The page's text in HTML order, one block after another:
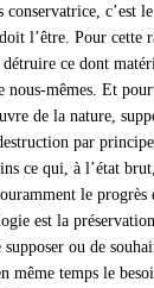
conservatrice, c’est
l’être. Pour cette
détruire ce dont
nous-mêmes. Et
de la nature,
par
ce qui, à l’état
le progrès
est la
ou de
même temps le